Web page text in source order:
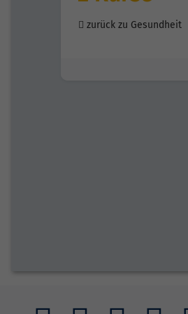
zurück zu Gesundheit